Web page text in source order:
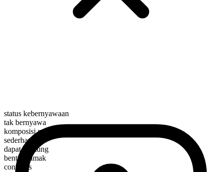
status kebernyawaan
tak bernyawa
komposisi morfologis
sederhana
dapat dihitung
bentuk jamak
contracts